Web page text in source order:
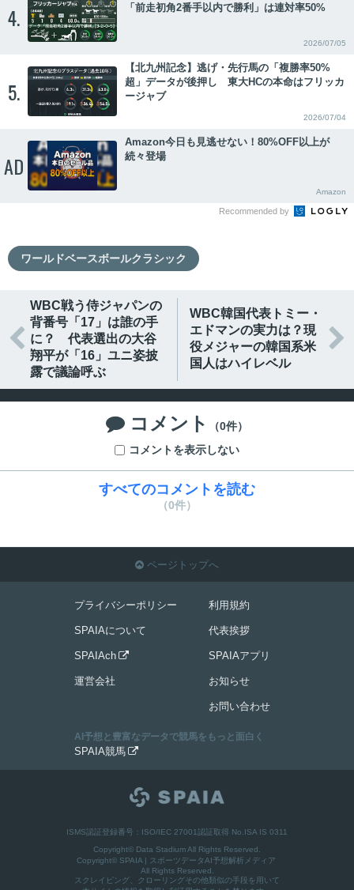
4.
「前走初角2番手以内で勝利」は連対率50%
2026/07/05
5.
【北九州記念】逃げ・先行馬の「複勝率50%
超」データが後押し 東大HCの本命はフリッカ
ージャブ
2026/07/04
AD
Amazon今日も見逃せない！80%OFF以上が
続々登場
Amazon
Recommended by
ワールドベースボールクラシック

WBC戦う侍ジャパンの
背番号「17」は誰の手
に？ 代表選出の大谷
翔平が「16」ユニ姿披
露で議論呼ぶ
WBC韓国代表トミー・
エドマンの実力は？現
役メジャーの韓国系米
国人はハイレベル

 コメント
（0件）
コメントを表示しない
すべてのコメントを読む
（0件）
 ページトップへ
プライバシーポリシー
SPAIAについて
SPAIAch 
運営会社
利用規約
代表挨拶
SPAIAアプリ
お知らせ
お問い合わせ
AI予想と豊富なデータで競馬をもっと面白く
SPAIA競馬 
ISMS認証登録番号：ISO/IEC 27001認証取得 No.ISA IS 0311
Copyright© Data Stadium All Rights Reserved.
Copyright© SPAIA | スポーツデータAI予想解析メディア
All Rights Reserved.
スクレイピング、クローリングその他類似の手段を用いて